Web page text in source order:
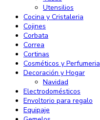
Utensilios
Cocina y Cristaleria
Cojines
Corbata
Correa
Cortinas
Cosméticos y Perfumeria
Decoración y Hogar
Navidad
Electrodomésticos
Envoltorio para regalo
Equipaje